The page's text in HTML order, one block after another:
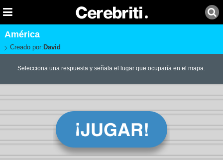
América
Creado por: David
Selecciona una respuesta y señala el lugar que ocuparía en el mapa.